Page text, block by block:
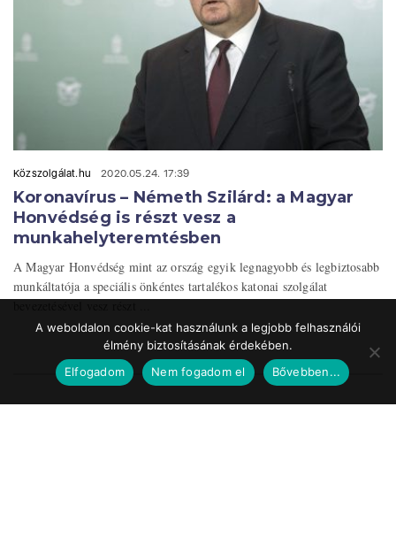
Közszolgálat.hu 2020.05.24. 17:39
Koronavírus – Németh Szilárd: a Magyar
Honvédség is részt vesz a
munkahelyteremtésben
A Magyar Honvédség mint az ország egyik legnagyobb és legbiztosabb
munkáltatója a speciális önkéntes tartalékos katonai szolgálat
A weboldalon cookie-kat használunk a legjobb felhasználói
élmény biztosításának érdekében.
Elfogadom
Nem fogadom el Bővebben...